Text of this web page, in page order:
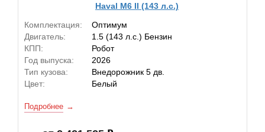
Haval M6 II (143 л.с.)
Комплектация:
Оптимум
Двигатель:
1.5 (143 л.с.) Бензин
КПП:
Робот
Год выпуска:
2026
Тип кузова:
Внедорожник 5 дв.
Цвет:
Белый
Подробнее